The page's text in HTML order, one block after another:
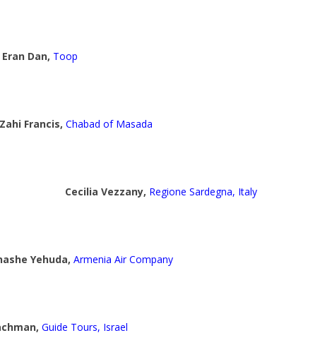
Eran Dan, Toop
Francis, Chabad of Masada
Cecilia Vezzany, Regione Sardegna, Italy
Yehuda, Armenia Air Company
Guide Tours, Israel